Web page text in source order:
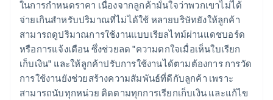
ในการกำหนดราคา เนื่องจากลูกค้ามั่นใจว่าพวกเขาไม่ได้
จ่ายเกินสำหรับปริมาณที่ไม่ได้ใช้ หลายบริษัทยังให้ลูกค้า
สามารถดูปริมาณการใช้งานแบบเรียลไทม์ผ่านแดชบอร์ด
หรือการแจ้งเตือน ซึ่งช่วยลด "ความตกใจเมื่อเห็นใบเรียก
เก็บเงิน" และให้ลูกค้าปรับการใช้งานได้ตามต้องการ การวัด
การใช้งานยังช่วยสร้างความสัมพันธ์ที่ดีกับลูกค้า เพราะ
สามารถนับทุกหน่วย ติดตามทุกการเรียกเก็บเงิน และแก้ไข